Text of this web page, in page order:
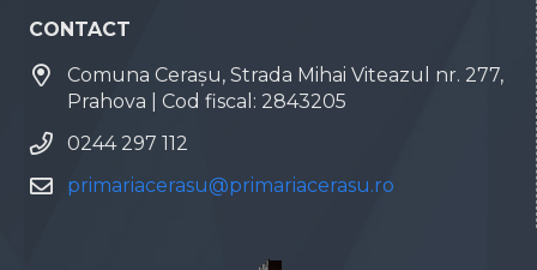
CONTACT
Comuna Cerașu, Strada Mihai Viteazul nr. 277,
Prahova | Cod fiscal: 2843205
0244 297 112
primariacerasu@primariacerasu.ro